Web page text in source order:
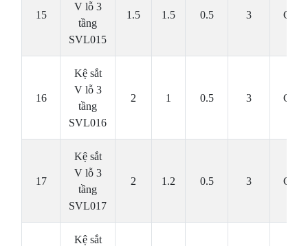
15
V lỗ 3
tầng
SVL015
1.5 1.5 0.5 3 Cái
16
Kệ sắt
V lỗ 3
tầng
SVL016
2 1 0.5 3 Cái
17
Kệ sắt
V lỗ 3
tầng
SVL017
2 1.2 0.5 3 Cái
Kệ sắt